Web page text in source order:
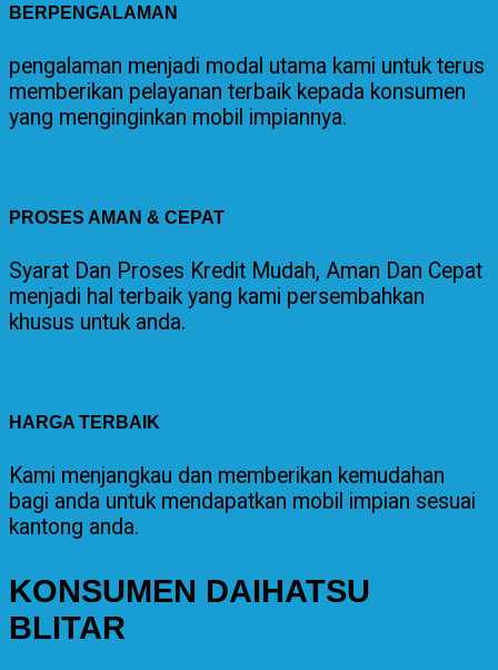
BERPENGALAMAN
pengalaman menjadi modal utama kami untuk terus
memberikan pelayanan terbaik kepada konsumen
yang menginginkan mobil impiannya.
PROSES AMAN & CEPAT
Syarat Dan Proses Kredit Mudah, Aman Dan Cepat
menjadi hal terbaik yang kami persembahkan
khusus untuk anda.
HARGA TERBAIK
Kami menjangkau dan memberikan kemudahan
bagi anda untuk mendapatkan mobil impian sesuai
kantong anda.
KONSUMEN DAIHATSU
BLITAR